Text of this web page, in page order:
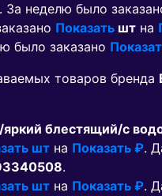
. За неделю было
Показать шт на
было заказано
товаров бренда
блестящий/с
шт на Показать ₽.
.
шт на Показать ₽.